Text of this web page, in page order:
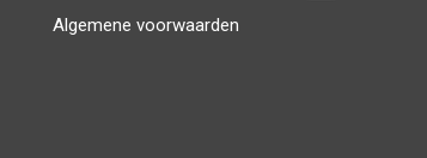
Algemene voorwaarden